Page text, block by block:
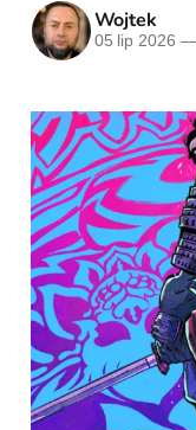
Wojtek
05 lip 2026 —